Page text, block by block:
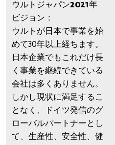
ウルトジャパン2021年
ビジョン：
ウルトが日本で事業を始
めて30年以上経ちます。
日本企業でもこれだけ長
く事業を継続できている
会社は多くありません。
しかし現状に満足するこ
となく、ドイツ発信のグ
ローバルパートナーとし
て、生産性、安全性、健